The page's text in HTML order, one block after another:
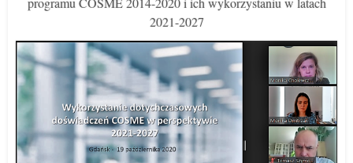
2021-2027